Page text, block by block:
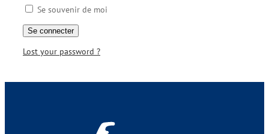
Se souvenir de moi
Lost your password ?